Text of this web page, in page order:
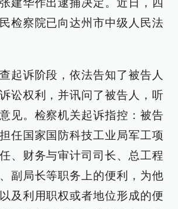
建华作出逮捕决定。近日，四
检察院已向达州市中级人民法
起诉阶段，依法告知了被告人
讼权利，并讯问了被告人，听
见。检察机关起诉指控：被告
任国家国防科技工业局军工项
、财务与审计司司长、总工程
副局长等职务上的便利，为他
及利用职权或者地位形成的便